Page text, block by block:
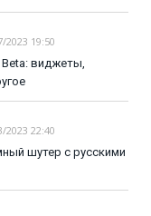
2023 19:50
виджеты,
2023 22:40
шутер с русскими